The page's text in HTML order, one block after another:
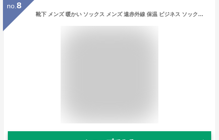
no. 8
靴下 メンズ 暖かい ソックス メンズ 遠赤外線 保温 ビジネス ソックス 25-27cm お買得5足組 D20